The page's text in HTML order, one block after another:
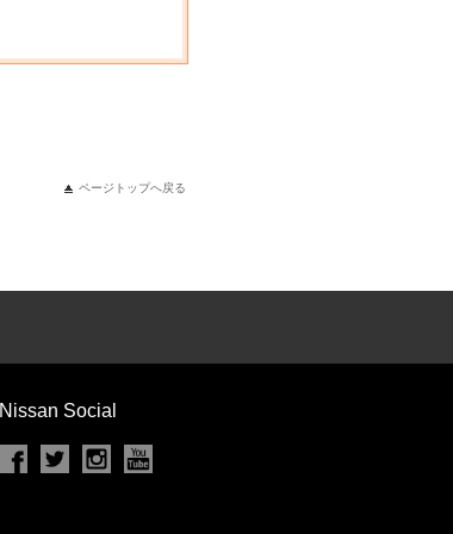
ページトップへ戻る
Nissan Social